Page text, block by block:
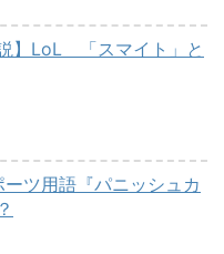
説】LoL 「スマイト」と
ーツ用語『パニッシュカ